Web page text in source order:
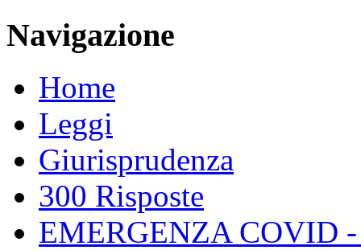
Navigazione
Home
Leggi
Giurisprudenza
300 Risposte
EMERGENZA COVID